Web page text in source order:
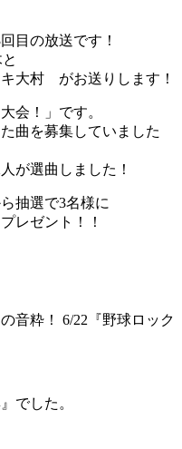
目の放送です！
大村 がお送りします！
会！」です。
曲を募集していました
が選曲しました！
抽選で3名様に
レゼント！！
音粋！ 6/22『野球ロック
でした。